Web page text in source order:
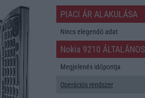
PIACI ÁR ALAKULÁSA
Nincs elegendő adat
Nokia 9210
Megjelenés időpontja
Operációs rendszer